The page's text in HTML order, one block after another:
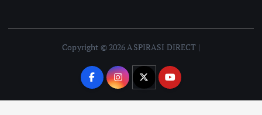
Copyright © 2026 ASPIRASI DIRECT |